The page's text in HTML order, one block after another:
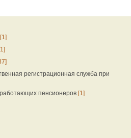
[1]
регистрационная служба при
пенсионеров [1]